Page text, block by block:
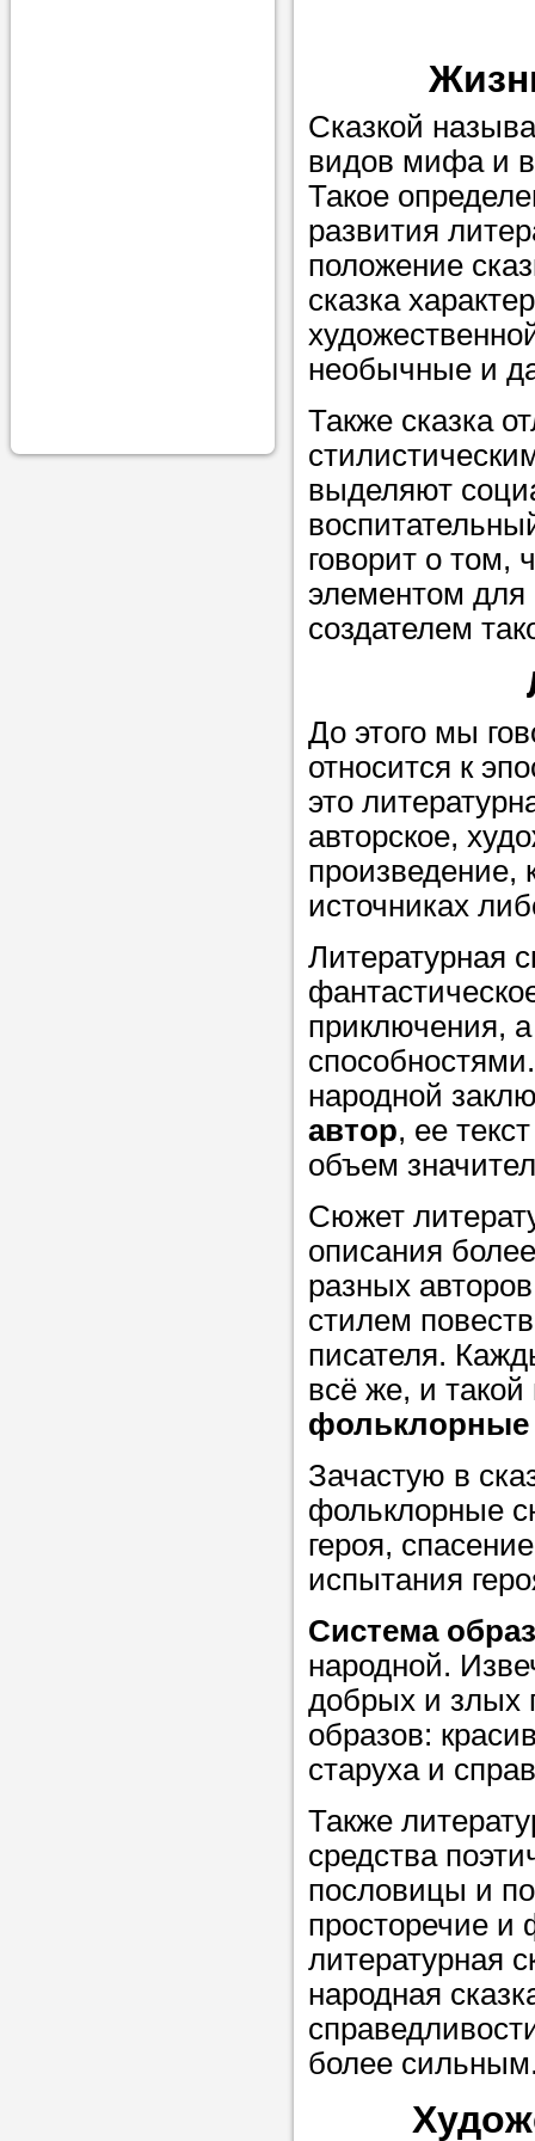
вопросам
Задайте
Больше не
голову, к
помощью -
Nado5.ru!
Наши
помогут
советам,
репетитора
упростить
достаточно
нам, и
репетитора,
максимально
ваши
Мы
советам,
репетитора
Совет 2.
заявку на
то в поле
укажите как
чтобы мы
самого
репетитора.
Мы
в
репетитора
Совет 3.
студент-
хорошо
задачей. Он
цена ниже, и
учеником.
Сказкой
видов мифа и
Такое
развития
положение
сказка
необычные и
Также сказка
выделяют
говорит о том,
элементом для
создателем
До этого мы
относится к
это
авторское,
произведение,
источниках
Литературная
приключения,
народной
автор, ее
объем
Сюжет
описания
разных
стилем
писателя.
всё же, и такой
фольклорные
Зачастую в
фольклорные
героя,
испытания
Система
народной.
добрых и злых
образов:
старуха и
Также
средства
пословицы и
просторечие и
литературная
народная
более